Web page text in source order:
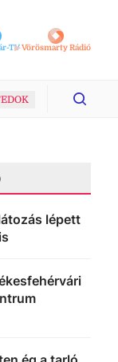
TVVörösmarty Rádió
lépett